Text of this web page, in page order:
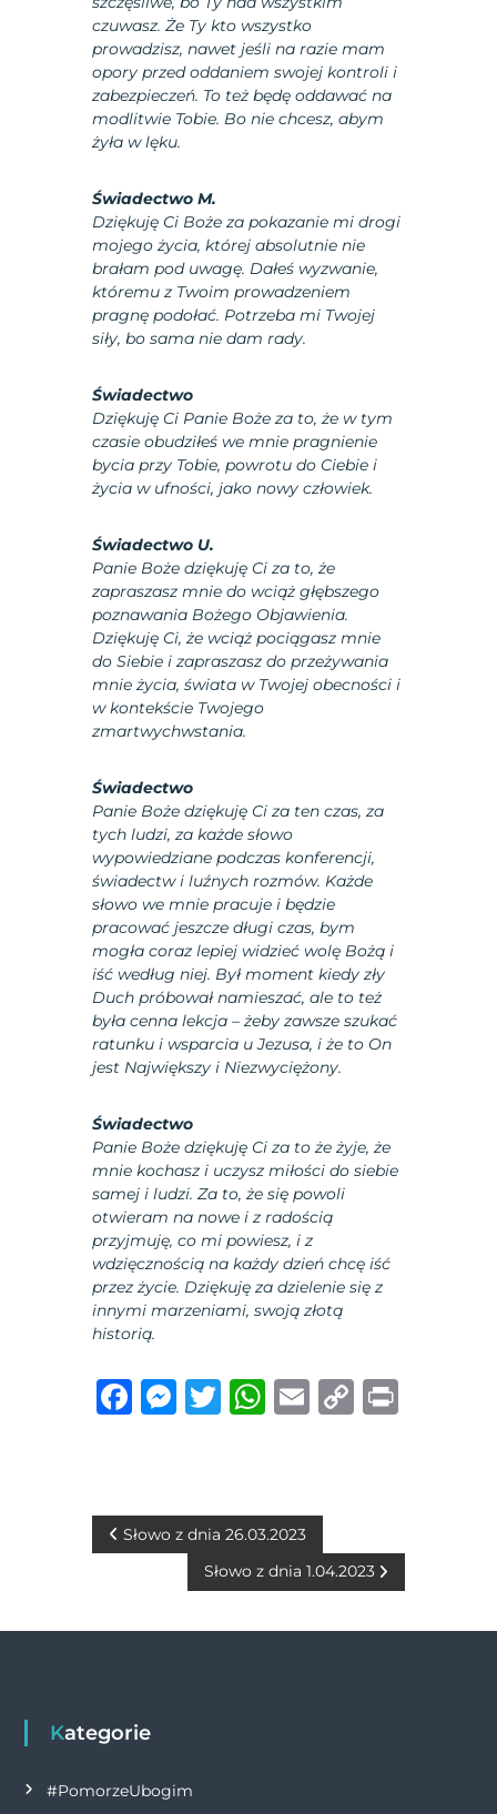
czuwasz. Że Ty kto wszystko
prowadzisz, nawet jeśli na razie mam
opory przed oddaniem swojej kontroli i
zabezpieczeń. To też będę oddawać na
modlitwie Tobie. Bo nie chcesz, abym
żyła w lęku.
Świadectwo M.
Dziękuję Ci Boże za pokazanie mi drogi
mojego życia, której absolutnie nie
brałam pod uwagę. Dałeś wyzwanie,
któremu z Twoim prowadzeniem
pragnę podołać. Potrzeba mi Twojej
siły, bo sama nie dam rady.
Świadectwo
Dziękuję Ci Panie Boże za to, że w tym
czasie obudziłeś we mnie pragnienie
bycia przy Tobie, powrotu do Ciebie i
życia w ufności, jako nowy człowiek.
Świadectwo U.
Panie Boże dziękuję Ci za to, że
zapraszasz mnie do wciąż głębszego
poznawania Bożego Objawienia.
Dziękuję Ci, że wciąż pociągasz mnie
do Siebie i zapraszasz do przeżywania
mnie życia, świata w Twojej obecności i
w kontekście Twojego
zmartwychwstania.
Świadectwo
Panie Boże dziękuję Ci za ten czas, za
tych ludzi, za każde słowo
wypowiedziane podczas konferencji,
świadectw i luźnych rozmów. Każde
słowo we mnie pracuje i będzie
pracować jeszcze długi czas, bym
mogła coraz lepiej widzieć wolę Bożą i
iść według niej. Był moment kiedy zły
Duch próbował namieszać, ale to też
była cenna lekcja – żeby zawsze szukać
ratunku i wsparcia u Jezusa, i że to On
jest Największy i Niezwyciężony.
Świadectwo
Panie Boże dziękuję Ci za to że żyje, że
mnie kochasz i uczysz miłości do siebie
samej i ludzi. Za to, że się powoli
otwieram na nowe i z radością
przyjmuję, co mi powiesz, i z
wdzięcznością na każdy dzień chcę iść
przez życie. Dziękuję za dzielenie się z
innymi marzeniami, swoją złotą
historią.
F
b
k
M
n
T
r
W
A
p
E
C
n
N
w
g
a
Słowo z dnia 26.03.2023
Słowo z dnia 1.04.2023
Kategorie
#PomorzeUbogim